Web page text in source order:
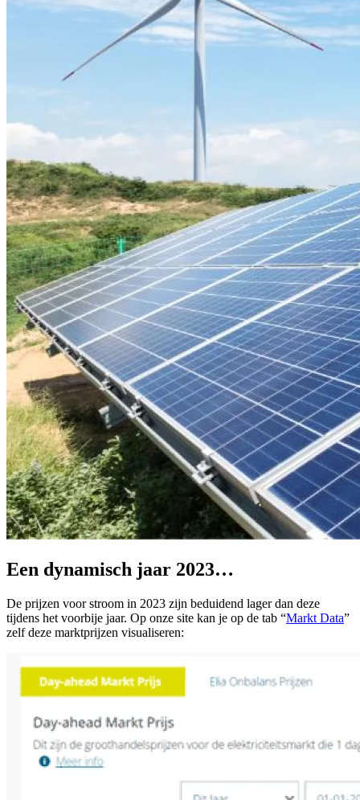
Een dynamisch jaar 2023…
De prijzen voor stroom in 2023 zijn beduidend lager dan deze
tijdens het voorbije jaar. Op onze site kan je op de tab “Markt Data”
zelf deze marktprijzen visualiseren: